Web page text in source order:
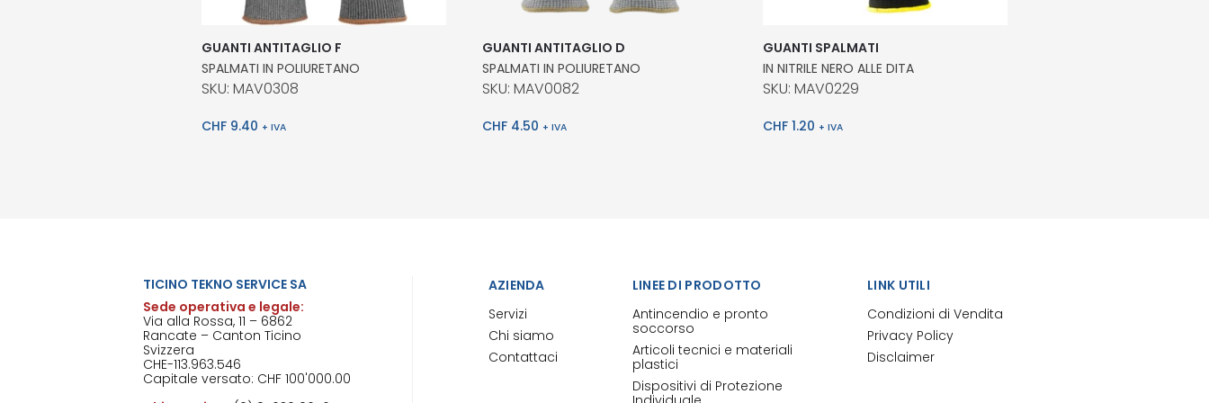
GUANTI ANTITAGLIO F
SPALMATI IN POLIURETANO
SKU: MAV0308
CHF9.40 + IVA
GUANTI ANTITAGLIO D
SPALMATI IN POLIURETANO
SKU: MAV0082
CHF4.50 + IVA
GUANTI SPALMATI
IN NITRILE NERO ALLE DITA
SKU: MAV0229
CHF 1.20 + IVA
TICINO TEKNO SERVICE SA
Sede operativa e legale:
Via alla Rossa, 11 – 6862
Rancate – Canton Ticino
Svizzera
CHE-113.963.546
Capitale versato: CHF 100'000.00
AZIENDA
Servizi
Chi siamo
Contattaci
LINEE DI PRODOTTO
Antincendio e pronto
soccorso
Articoli tecnici e materiali
plastici
Dispositivi di Protezione
LINK UTILI
Condizioni di Vendita
Privacy Policy
Disclaimer